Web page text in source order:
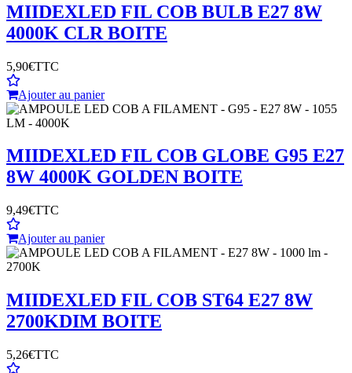
MIIDEXLED FIL COB BULB E27 8W
4000K CLR BOITE
5,90€TTC
Ajouter au panier
MIIDEXLED FIL COB GLOBE G95 E27
8W 4000K GOLDEN BOITE
9,49€TTC
Ajouter au panier
MIIDEXLED FIL COB ST64 E27 8W
2700KDIM BOITE
5,26€TTC